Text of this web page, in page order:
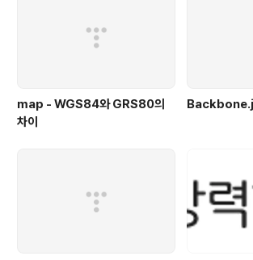
map - WGS84와 GRS80의
차이